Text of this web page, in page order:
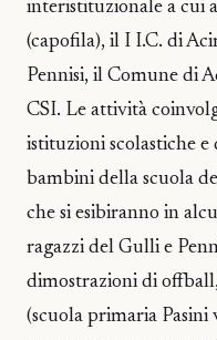
interistituzionale a cui
(capofila), il I I.C. di
Pennisi, il Comune di
CSI. Le attività
istituzioni scolastiche e
bambini della scuola
che si esibiranno in
ragazzi del Gulli e
dimostrazioni di
(scuola primaria